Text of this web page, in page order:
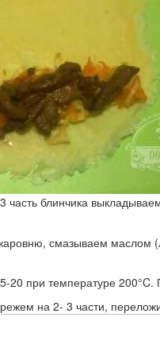
часть блинчика
смазываем маслом
20 при температуре
на 2- 3 части,